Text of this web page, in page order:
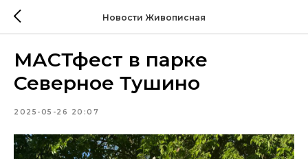
Новости Живописная
МАСТфест в парке
Северное Тушино
2025-05-26 20:07